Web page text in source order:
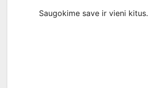
Saugokime save ir vieni kitus.